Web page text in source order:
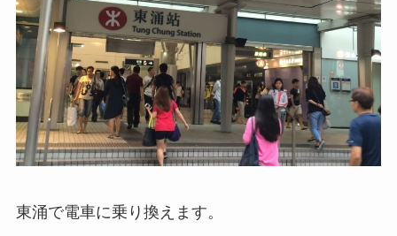
東涌で電車に乗り換えます。